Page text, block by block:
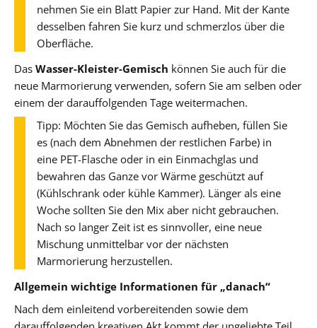
nehmen Sie ein Blatt Papier zur Hand. Mit der Kante
desselben fahren Sie kurz und schmerzlos über die
Oberfläche.
Das Wasser-Kleister-Gemisch können Sie auch für die
neue Marmorierung verwenden, sofern Sie am selben oder
einem der darauffolgenden Tage weitermachen.
Tipp: Möchten Sie das Gemisch aufheben, füllen Sie
es (nach dem Abnehmen der restlichen Farbe) in
eine PET-Flasche oder in ein Einmachglas und
bewahren das Ganze vor Wärme geschützt auf
(Kühlschrank oder kühle Kammer). Länger als eine
Woche sollten Sie den Mix aber nicht gebrauchen.
Nach so langer Zeit ist es sinnvoller, eine neue
Mischung unmittelbar vor der nächsten
Marmorierung herzustellen.
Allgemein wichtige Informationen für „danach“
Nach dem einleitend vorbereitenden sowie dem